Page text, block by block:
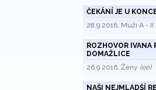
ČEKÁNÍ JE U
28.9.2016, Muži A -
ROZHOVOR IVANA
DOMAŽLICE
26.9.2016, Ženy (ee)
NAŠI NEJMLADŠÍ